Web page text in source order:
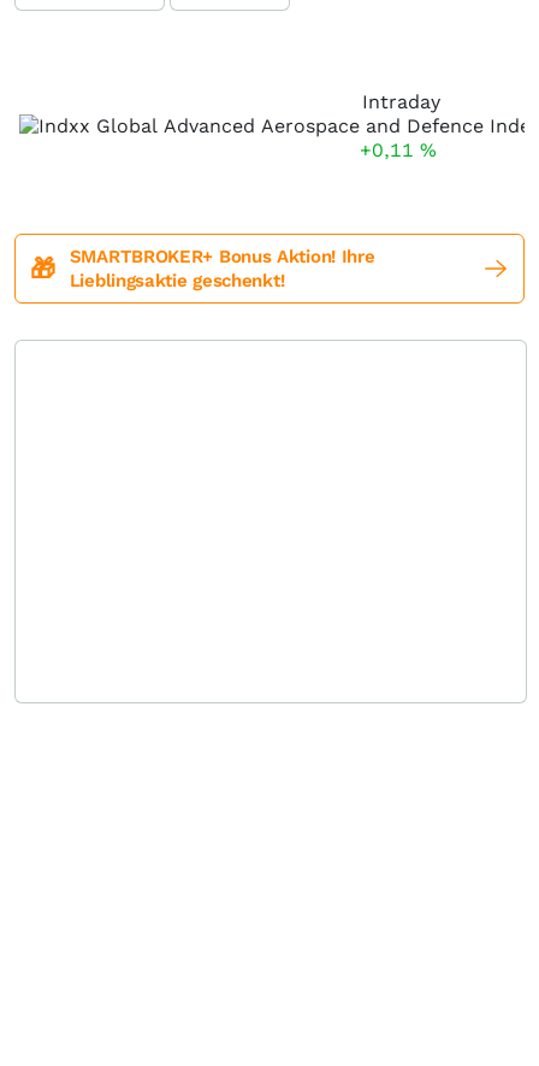
Intraday
+0,11 %
🎁
SMARTBROKER+ Bonus Aktion! Ihre
Lieblingsaktie geschenkt!